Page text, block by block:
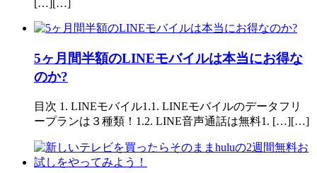
[…][…]
5ヶ月間半額のLINEモバイルは本当にお得な
のか?
目次 1. LINEモバイル1.1. LINEモバイルのデータフリ
ープランは３種類！1.2. LINE音声通話は無料1. […][…]